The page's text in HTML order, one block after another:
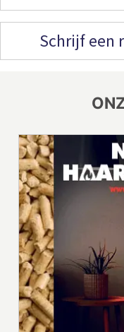
Schrijf een